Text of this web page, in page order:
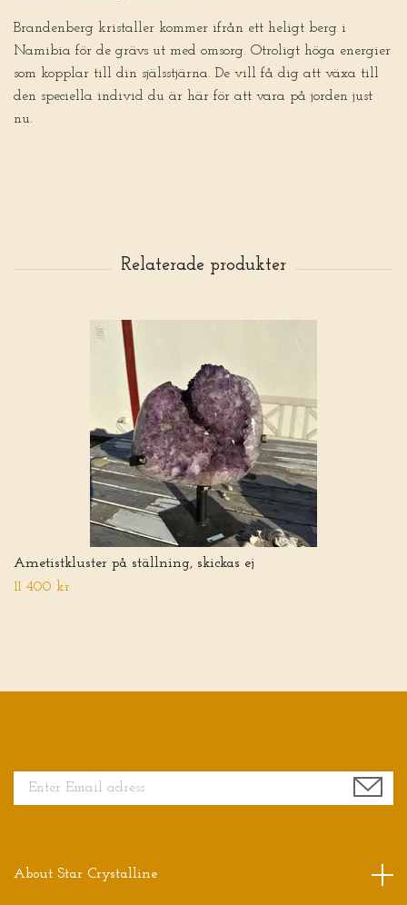
Brandenberg kristaller kommer ifrån ett heligt berg i
Namibia för de grävs ut med omsorg. Otroligt höga energier
som kopplar till din själsstjärna. De vill få dig att växa till
den speciella individ du är här för att vara på jorden just
nu.
Ametistkluster på ställning, skickas ej
11 400 kr
About Star Crystalline